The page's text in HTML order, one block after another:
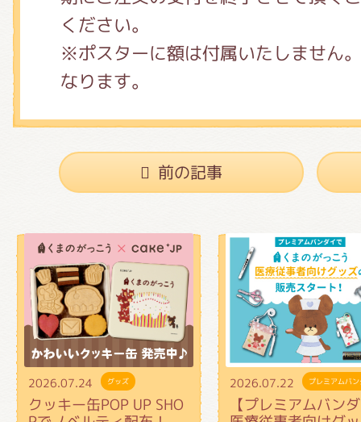
ください。
※ポスターに額は付属いたしません
なります。
前の記事
2026.07.24 グッズ
クッキー缶POP UP SHO
2026.07.22 プレミアムバ
【プレミアムバン